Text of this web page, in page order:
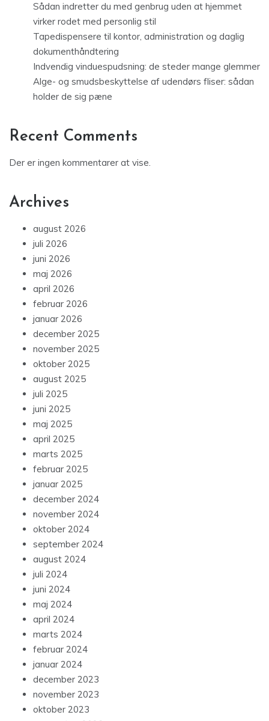
Sådan indretter du med genbrug uden at hjemmet
virker rodet med personlig stil
Tapedispensere til kontor, administration og daglig
dokumenthåndtering
Indvendig vinduespudsning: de steder mange glemmer
Alge- og smudsbeskyttelse af udendørs fliser: sådan
holder de sig pæne
Recent Comments
Der er ingen kommentarer at vise.
Archives
august 2026
juli 2026
juni 2026
maj 2026
april 2026
februar 2026
januar 2026
december 2025
november 2025
oktober 2025
august 2025
juli 2025
juni 2025
maj 2025
april 2025
marts 2025
februar 2025
januar 2025
december 2024
november 2024
oktober 2024
september 2024
august 2024
juli 2024
juni 2024
maj 2024
april 2024
marts 2024
februar 2024
januar 2024
december 2023
november 2023
oktober 2023